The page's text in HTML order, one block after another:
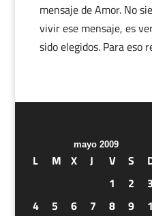
mensaje de Amor. No
vivir ese mensaje, es
sido elegidos. Para eso
mayo 2009
L M X J V S
1
2
3
4
5 6 7 8 9